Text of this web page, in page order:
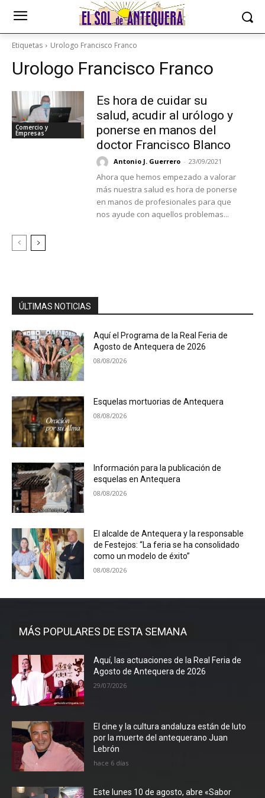
Etiquetas Urologo Francisco Franco
Urologo Francisco Franco
Comercio y
Empresas
Es hora de cuidar su
salud, acudir al urólogo y
ponerse en manos del
doctor Francisco Blanco
Antonio J. Guerrero - 23/09/2021
Ahora que hemos empezado a valorar
más nuestra salud es hora de ponerse
en manos de profesionales para que
nos ayude con aquellos problemas...
ÚLTIMAS NOTICIAS
Aquí el Programa de la Real Feria de
Agosto de Antequera de 2026
08/08/2026
Esquelas mortuorias de Antequera
08/08/2026
Información para la publicación de
esquelas en Antequera
08/08/2026
El alcalde de Antequera y la responsable
de Festejos: “La feria se ha consolidado
como un modelo de éxito”
08/08/2026
MÁS POPULARES DE ESTA SEMANA
Aquí, las actuaciones de la Real Feria de
Agosto de Antequera de 2026
29/07/2026
El cine y la cultura andaluza están de luto
por la muerte del antequerano Juan
Lebrón
hace 6 días
Este lunes 10 de agosto, abre «Sabor